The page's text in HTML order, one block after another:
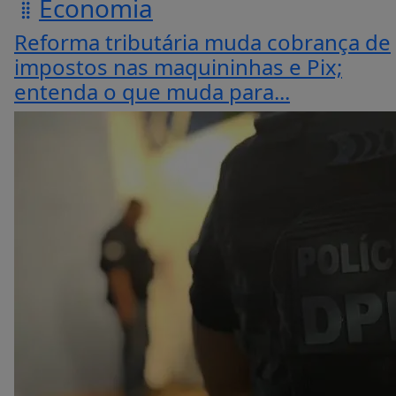
Economia
Reforma tributária muda cobrança de
impostos nas maquininhas e Pix;
entenda o que muda para...